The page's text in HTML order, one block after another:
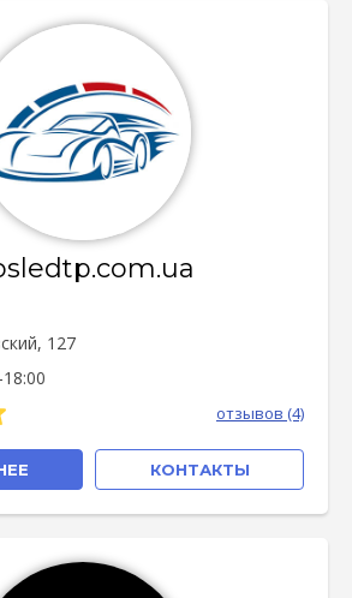
127
отзывов (4)
КОНТАКТЫ